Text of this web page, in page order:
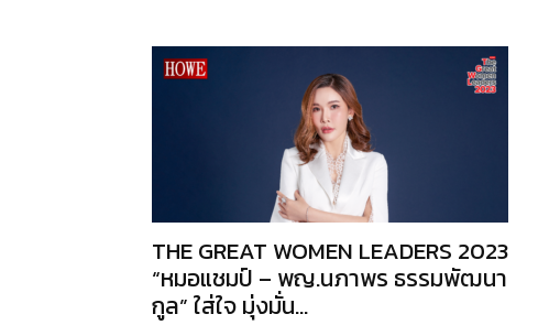
THE GREAT WOMEN LEADERS 2023
“หมอแชมป์ – พญ.นภาพร ธรรมพัฒนา
กูล” ใส่ใจ มุ่งมั่น...